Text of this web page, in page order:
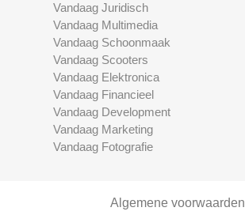
Vandaag Juridisch
Vandaag Multimedia
Vandaag Schoonmaak
Vandaag Scooters
Vandaag Elektronica
Vandaag Financieel
Vandaag Development
Vandaag Marketing
Vandaag Fotografie
Algemene voorwaarden